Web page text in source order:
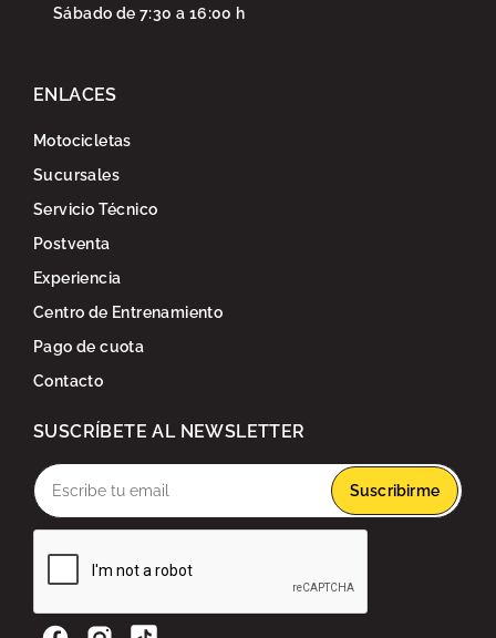
Sábado de 7:30 a 16:00 h
ENLACES
Motocicletas
Sucursales
Servicio Técnico
Postventa
Experiencia
Centro de Entrenamiento
Pago de cuota
Contacto
SUSCRÍBETE AL NEWSLETTER
Suscribirme